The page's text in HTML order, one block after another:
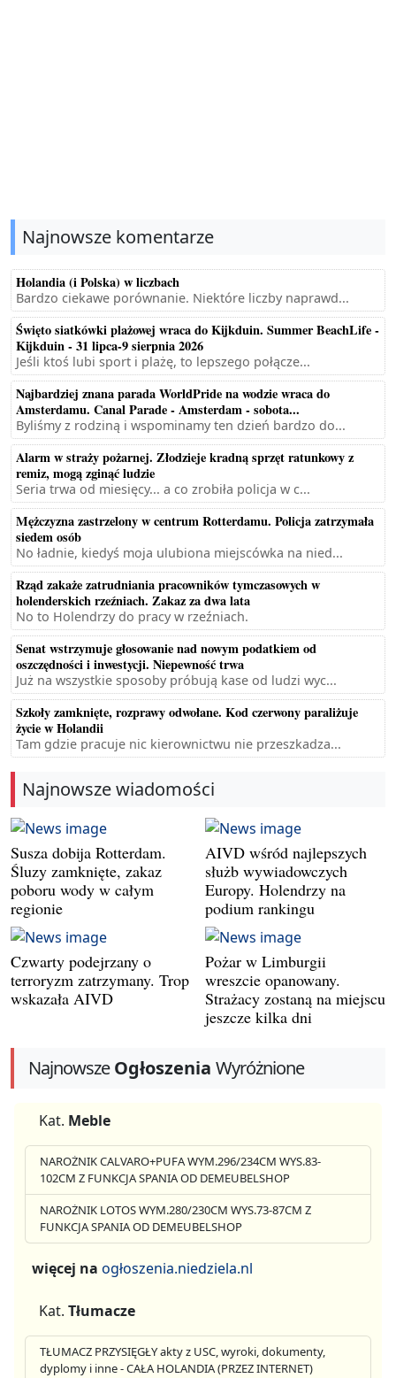
Najnowsze komentarze
Holandia (i Polska) w liczbach
Bardzo ciekawe porównanie. Niektóre liczby naprawd...
Święto siatkówki plażowej wraca do Kijkduin. Summer BeachLife -
Kijkduin - 31 lipca-9 sierpnia 2026
Jeśli ktoś lubi sport i plażę, to lepszego połącze...
Najbardziej znana parada WorldPride na wodzie wraca do
Amsterdamu. Canal Parade - Amsterdam - sobota...
Byliśmy z rodziną i wspominamy ten dzień bardzo do...
Alarm w straży pożarnej. Złodzieje kradną sprzęt ratunkowy z
remiz, mogą zginąć ludzie
Seria trwa od miesięcy... a co zrobiła policja w c...
Mężczyzna zastrzelony w centrum Rotterdamu. Policja zatrzymała
siedem osób
No ładnie, kiedyś moja ulubiona miejscówka na nied...
Rząd zakaże zatrudniania pracowników tymczasowych w
holenderskich rzeźniach. Zakaz za dwa lata
No to Holendrzy do pracy w rzeźniach.
Senat wstrzymuje głosowanie nad nowym podatkiem od
oszczędności i inwestycji. Niepewność trwa
Już na wszystkie sposoby próbują kase od ludzi wyc...
Szkoły zamknięte, rozprawy odwołane. Kod czerwony paraliżuje
życie w Holandii
Tam gdzie pracuje nic kierownictwu nie przeszkadza...
Najnowsze wiadomości
Susza dobija Rotterdam.
Śluzy zamknięte, zakaz
poboru wody w całym
regionie
AIVD wśród najlepszych
służb wywiadowczych
Europy. Holendrzy na
podium rankingu
Czwarty podejrzany o
terroryzm zatrzymany. Trop
wskazała AIVD
Pożar w Limburgii
wreszcie opanowany.
Strażacy zostaną na miejscu
jeszcze kilka dni
NajnowszeOgłoszenia Wyróżnione
Kat. Meble
NAROŻNIK CALVARO+PUFA WYM.296/234CM WYS.83-
102CM Z FUNKCJA SPANIA OD DEMEUBELSHOP
NAROŻNIK LOTOS WYM.280/230CM WYS.73-87CM Z
FUNKCJA SPANIA OD DEMEUBELSHOP
więcej na ogłoszenia.niedziela.nl
Kat. Tłumacze
TŁUMACZ PRZYSIĘGŁY akty z USC, wyroki, dokumenty,
dyplomy i inne - CAŁA HOLANDIA (PRZEZ INTERNET)